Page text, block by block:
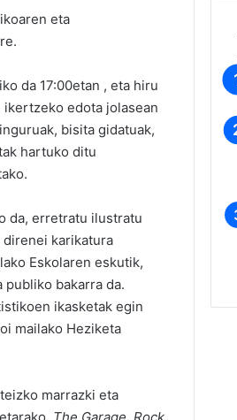
eta
da 17:00etan , eta hiru
edota jolasean
bisita gidatuak,
hartuko ditu
da, erretratu ilustratu
karikatura
Eskolaren eskutik,
publiko bakarra da.
ikasketak egin
mailako Heziketa
marrazki eta